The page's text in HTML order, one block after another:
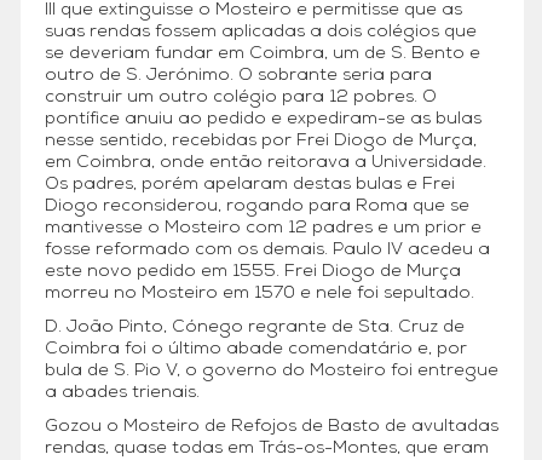
III que extinguisse o Mosteiro e permitisse que as
suas rendas fossem aplicadas a dois colégios que
se deveriam fundar em Coimbra, um de S. Bento e
outro de S. Jerónimo. O sobrante seria para
construir um outro colégio para 12 pobres. O
pontífice anuiu ao pedido e expediram-se as bulas
nesse sentido, recebidas por Frei Diogo de Murça,
em Coimbra, onde então reitorava a Universidade.
Os padres, porém apelaram destas bulas e Frei
Diogo reconsiderou, rogando para Roma que se
mantivesse o Mosteiro com 12 padres e um prior e
fosse reformado com os demais. Paulo IV acedeu a
este novo pedido em 1555. Frei Diogo de Murça
morreu no Mosteiro em 1570 e nele foi sepultado.
D. João Pinto, Cónego regrante de Sta. Cruz de
Coimbra foi o último abade comendatário e, por
bula de S. Pio V, o governo do Mosteiro foi entregue
a abades trienais.
Gozou o Mosteiro de Refojos de Basto de avultadas
rendas, quase todas em Trás-os-Montes, que eram